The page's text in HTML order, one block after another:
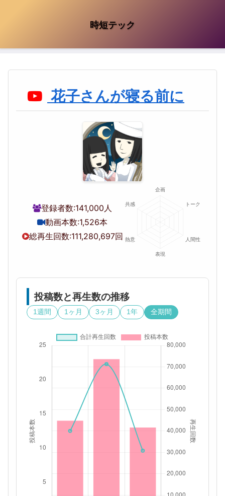
時短テック
花子さんが寝る前に
登録者数:141,000人
動画本数:1,526本
総再生回数:111,280,697回
投稿数と再生数の推移
1週間 1ヶ月 3ヶ月 1年 全期間